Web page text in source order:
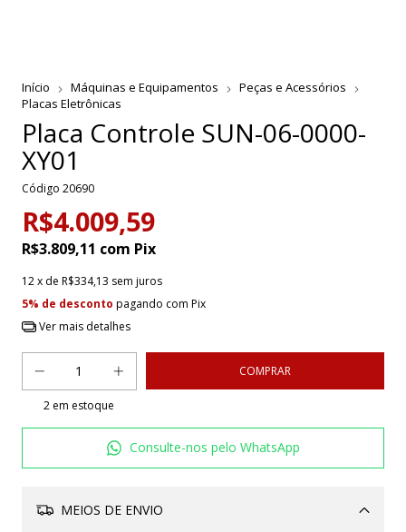
Início Máquinas e Equipamentos
Peças e Acessórios
Placas Eletrônicas
Placa Controle SUN-06-0000-
XY01
Código 20690
R$4.009,59
R$3.809,11 com Pix
12x de R$334,13 sem juros
5% de desconto pagando com Pix
Ver mais detalhes
2 em estoque
Consulte-nos pelo WhatsApp
MEIOS DE ENVIO